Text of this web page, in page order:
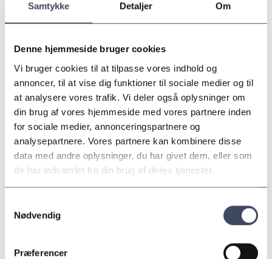
Samtykke Detaljer Om
Denne hjemmeside bruger cookies
Vi bruger cookies til at tilpasse vores indhold og
annoncer, til at vise dig funktioner til sociale medier og til
at analysere vores trafik. Vi deler også oplysninger om
din brug af vores hjemmeside med vores partnere inden
for sociale medier, annonceringspartnere og
analysepartnere. Vores partnere kan kombinere disse
data med andre oplysninger, du har givet dem, eller som
de har indsamlet fra din brug af deres tjenester.
Nødvendig
Præferencer
Se også sliddele og reservedele i vores katalog
22-23).
Du er altid velkommen til at kontakte osog få en
uforpligtende snak om mulighederne.
Du er altid velkommen til at kontakte en af os og
få en uforpligtende snak.